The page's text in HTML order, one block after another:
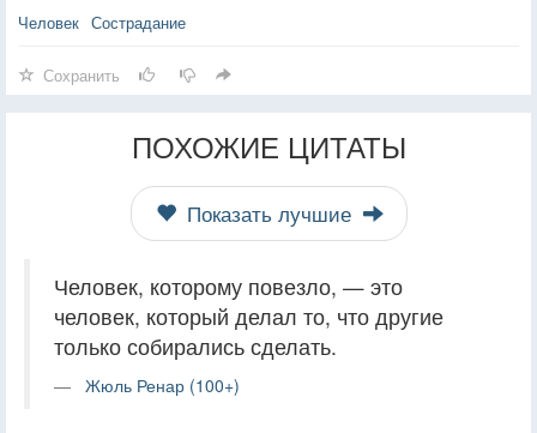
Человек Сострадание
Сохранить
ПОХОЖИЕ ЦИТАТЫ
Показать лучшие
Человек, которому повезло, — это
человек, который делал то, что другие
только собирались сделать.
Жюль Ренар (100+)